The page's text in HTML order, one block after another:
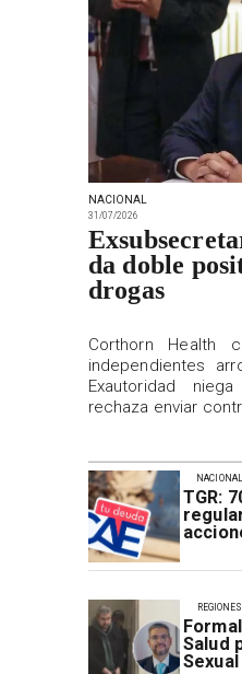
TGR:
NACIONAL
Salud
Sexual
REGIONES
NACIONAL
31/07/2026
da doble
drogas
Corthorn Health
independientes
Exautoridad
rechaza enviar